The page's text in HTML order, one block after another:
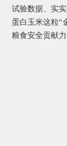
试验数据、实
蛋白玉米这粒“
粮食安全贡献力